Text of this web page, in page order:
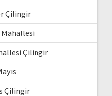
Çilingir
Mahallesi
Çilingir
Çilingir